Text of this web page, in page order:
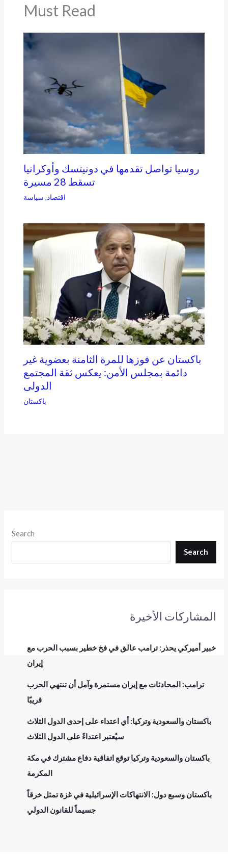
Search
Search
المشاركات الأخيرة
خبير أميركي يحذر: ترامب عالق في فخ خطير بسبب الحرب مع
إيران
ترامب: المحادثات مع إيران مستمرة وآمل أن تنتهي الحرب
قريبًا
باكستان والسعودية وتركيا: أي اعتداء على إحدى الدول الثلاث
سيُعتبر اعتداءً على الدول الثلاث
باكستان والسعودية وتركيا توقع اتفاقية دفاع مشترك في مكة
المكرمة
باكستان وسبع دول: الانتهاكات الإسرائيلية في غزة تمثل خرقاً
جسيماً للقانون الدولي
Must Read
روسيا تواصل تقدمها في دونيتسك وأوكرانيا
تسقط 28 مسيرة
اقتصاد, سياسة
باكستان عن فوزها للمرة الثامنة بعضوية غير
دائمة بمجلس الأمن: يعكس ثقة المجتمع
الدولى
باكستان